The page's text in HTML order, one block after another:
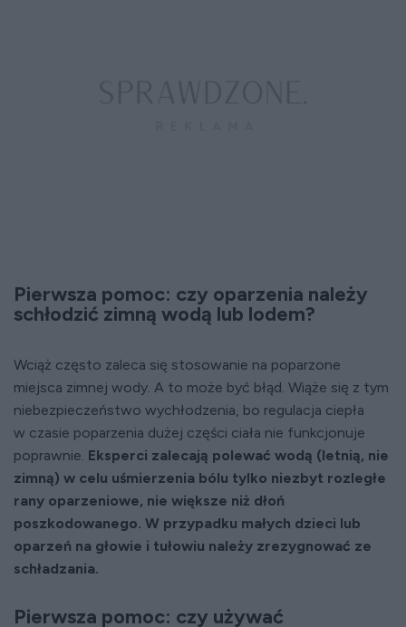
Pierwsza pomoc: czy oparzenia należy
schłodzić zimną wodą lub lodem?
Wciąż często zaleca się stosowanie na poparzone
miejsca zimnej wody. A to może być błąd. Wiąże się z tym
niebezpieczeństwo wychłodzenia, bo regulacja ciepła
w czasie poparzenia dużej części ciała nie funkcjonuje
poprawnie. Eksperci zalecają polewać wodą (letnią, nie
zimną) w celu uśmierzenia bólu tylko niezbyt rozległe
rany oparzeniowe, nie większe niż dłoń
poszkodowanego. W przypadku małych dzieci lub
oparzeń na głowie i tułowiu należy zrezygnować ze
schładzania.
Pierwsza pomoc: czy używać